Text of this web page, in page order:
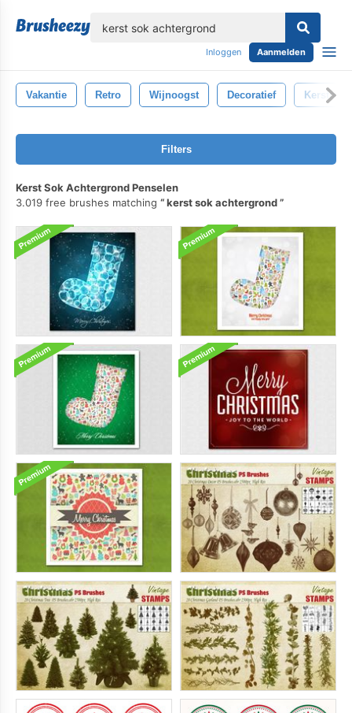
Inloggen Aanmelden
Vakantie Retro Wijnoogst Decoratief Kerstmis
Filters
Kerst Sok Achtergrond Penselen
3.019 free brushes matching
kerst sok achtergrond